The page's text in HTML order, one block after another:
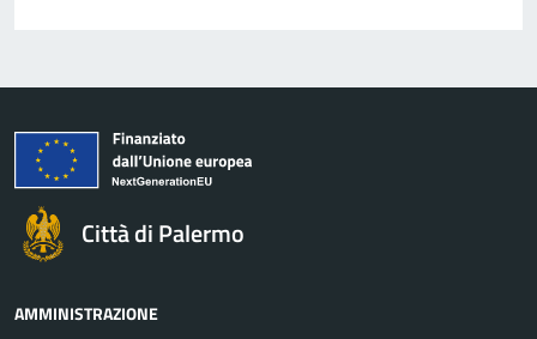
Città di Palermo
AMMINISTRAZIONE